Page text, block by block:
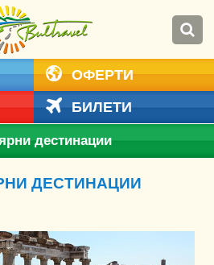
ОФЕРТИ
БИЛЕТИ
дестинации
ДЕСТИНАЦИИ